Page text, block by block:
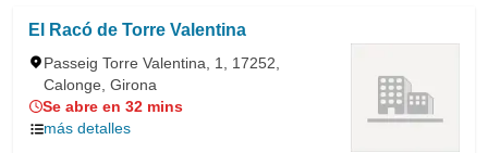
El Racó de Torre Valentina
Passeig Torre Valentina, 1, 17252,
Calonge, Girona
Se abre en 32 mins
más detalles